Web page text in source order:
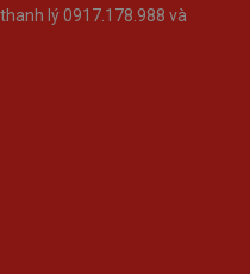
lý 0917.178.988 và